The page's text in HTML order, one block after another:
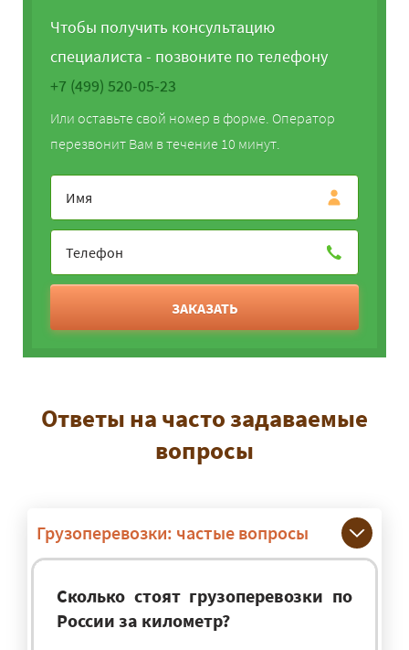
Чтобы получить консультацию
специалиста - позвоните по телефону
+7 (499) 520-05-23
Или оставьте свой номер в форме. Оператор
перезвонит Вам в течение 10 минут.
ЗАКАЗАТЬ
Ответы на часто задаваемые
вопросы
Грузоперевозки: частые вопросы
Сколько стоят грузоперевозки по
России за километр?